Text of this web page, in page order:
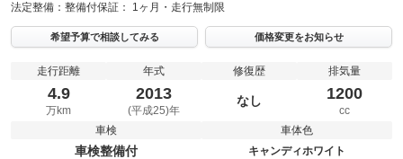
法定整備： 整備付保証： 1ヶ月・走行無制限
希望予算で相談してみる 価格変更をお知らせ
走行距離
4.9
万km
年式
2013
(平成25)年
修復歴
なし
排気量
1200
cc
車検
車検整備付
車体色
キャンディホワイト